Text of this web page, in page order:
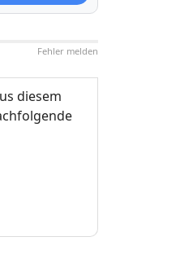
Fehler melden
diesem